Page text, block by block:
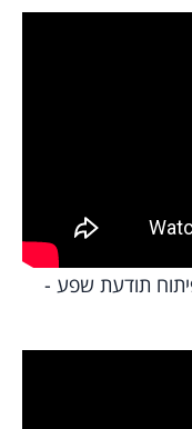
תודעת שפע -